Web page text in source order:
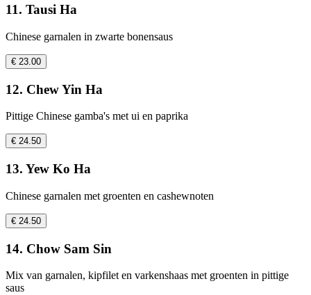
11. Tausi Ha
Chinese garnalen in zwarte bonensaus
€ 23.00
12. Chew Yin Ha
Pittige Chinese gamba's met ui en paprika
€ 24.50
13. Yew Ko Ha
Chinese garnalen met groenten en cashewnoten
€ 24.50
14. Chow Sam Sin
Mix van garnalen, kipfilet en varkenshaas met groenten in pittige
saus